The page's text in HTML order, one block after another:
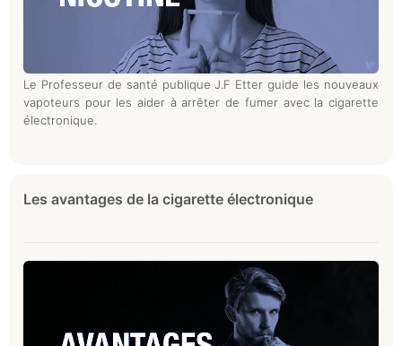
Le Professeur de santé publique J.F Etter guide les nouveaux
vapoteurs pour les aider à arrêter de fumer avec la cigarette
électronique.
Les avantages de la cigarette électronique